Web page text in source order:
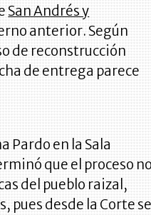
San Andrés y
anterior. Según
de reconstrucción
de entrega parece
Pardo en la Sala
que el proceso
del pueblo raizal,
pues desde la Corte